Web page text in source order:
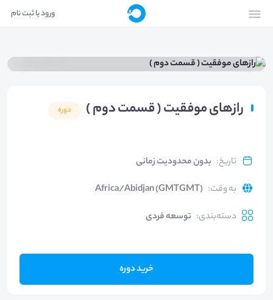
ورود یا ثبت نام
رازهای موفقیت ( قسمت دوم ) دوره
تاریخ: بدون محدودیت زمانی
به وقت:
Africa/Abidjan (GMTGMT)
دسته‌بندی: توسعه فردی
خرید دوره